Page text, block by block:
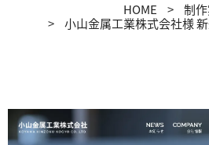
HOME
制
小山金属工業株式会社様